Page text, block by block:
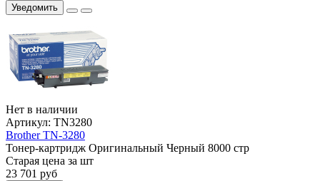
Уведомить
Нет в наличии
Артикул: TN3280
Brother TN-3280
Тонер-картридж Оригинальный Черный 8000 стр
Старая цена за шт
23 701 руб